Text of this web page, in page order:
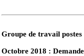
Groupe de travail
Octobre 2018 :